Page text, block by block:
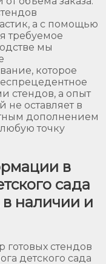
а с помощью
требуемое
мы
которое
стендов, а опыт
не оставляет в
дополнением
любую точку
в
сада
наличии и
стендов
детского сада